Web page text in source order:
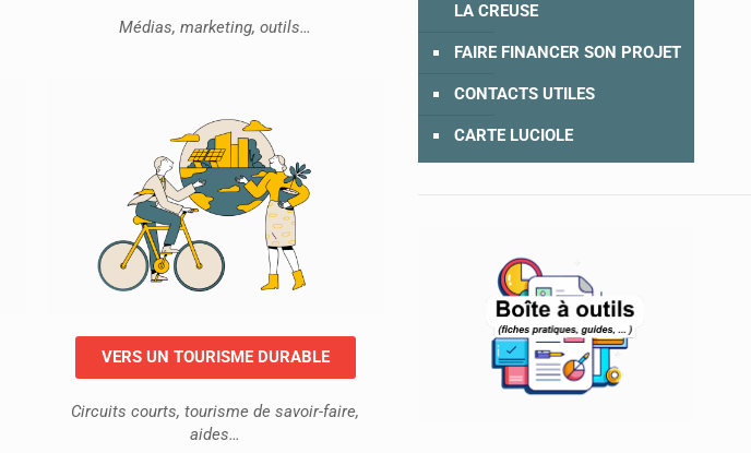
Médias, marketing, outils…
VERS UN TOURISME DURABLE
Circuits courts, tourisme de savoir-faire,
aides…
LA CREUSE
FAIRE FINANCER SON PROJET
CONTACTS UTILES
CARTE LUCIOLE